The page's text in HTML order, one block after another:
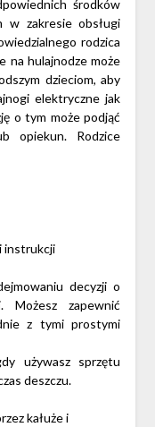
środków
w zakresie obsługi
rodzica
na hulajnodze może
dzieciom, aby
elektryczne jak
o tym może podjąć
opiekun. Rodzice
instrukcji
decyzji o
Możesz zapewnić
z tymi prostymi
używasz sprzętu
deszczu.
kałuże i